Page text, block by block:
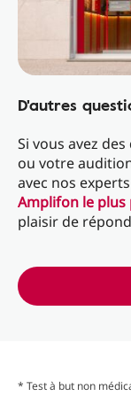
D'autres
Si vous avez
ou votre
avec nos
Amplifon le plus
plaisir de
* Test à but non